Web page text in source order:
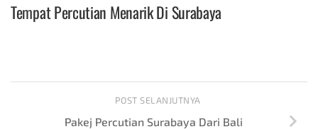
Tempat Percutian Menarik Di Surabaya
POST SELANJUTNYA
Pakej Percutian Surabaya Dari Bali